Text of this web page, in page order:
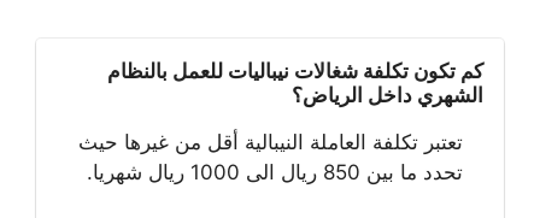
كم تكون تكلفة شغالات نيباليات للعمل بالنظام
الشهري داخل الرياض؟
تعتبر تكلفة العاملة النيبالية أقل من غيرها حيث
تحدد ما بين 850 ريال الى 1000 ريال شهريا.